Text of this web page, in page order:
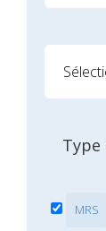
MRS